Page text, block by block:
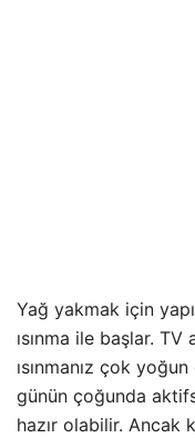
Yağ yakmak için
ısınma ile başlar. TV
ısınmanız çok
günün çoğunda
hazır olabilir. Ancak